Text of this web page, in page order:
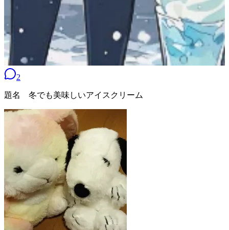
2
題名 冬でも美味しいアイスクリーム